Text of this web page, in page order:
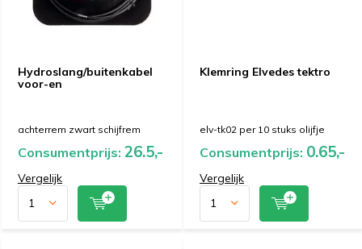
Hydroslang/buitenkabel
voor-en
achterrem zwart schijfrem
Consumentprijs: 26.5,-
Vergelijk
Klemring Elvedes tektro
elv-tk02 per 10 stuks olijfje
Consumentprijs: 0.65,-
Vergelijk